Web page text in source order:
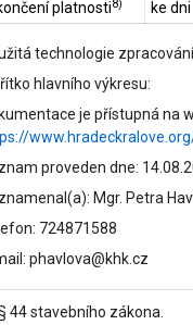
platnosti8) ke dni
technologie
hlavního výkresu:
je přístupná na
proveden dne:
Mgr. Petra
724871588
phavlova@khk.cz
44 stavebního zákona.